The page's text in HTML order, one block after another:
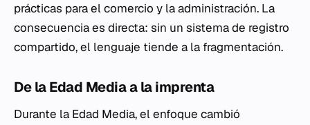
prácticas para el comercio y la administración. La
consecuencia es directa: sin un sistema de registro
compartido, el lenguaje tiende a la fragmentación.
De la Edad Media a la imprenta
Durante la Edad Media, el enfoque cambió